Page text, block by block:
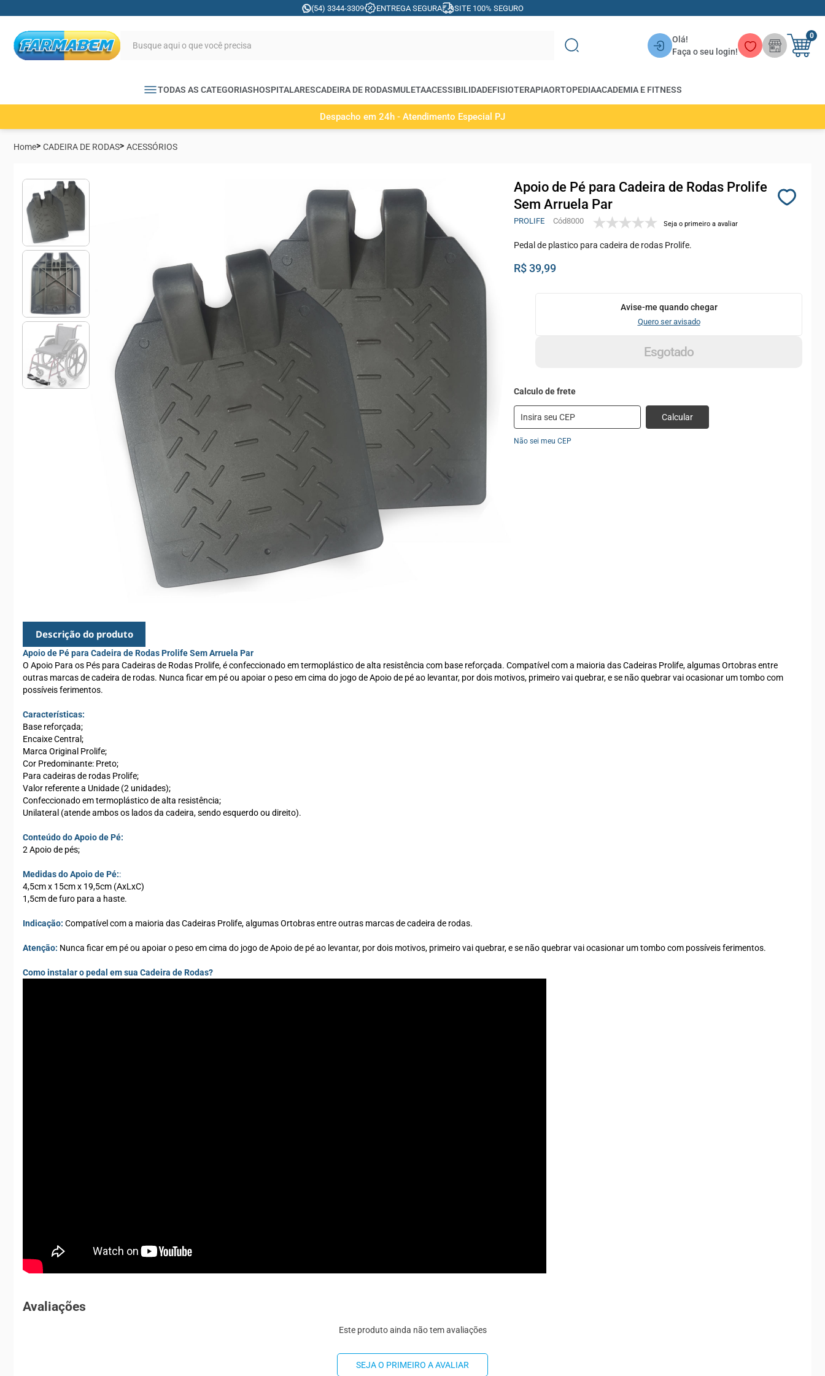
(54) 3344-3309 ENTREGA SEGURA SITE 100% SEGURO
Olá!
Faça o seu login!
0
TODAS AS CATEGORIASHOSPITALARESCADEIRA DE RODASMULETAACESSIBILIDADEFISIOTERAPIAORTOPEDIAACADEMIA E FITNESS
Despacho em 24h - Atendimento Especial PJ
Home CADEIRA DE RODAS ACESSÓRIOS
Apoio de Pé para Cadeira de Rodas Prolife
Sem Arruela Par
PROLIFE 8000 Seja o primeiro a avaliar
Pedal de plastico para cadeira de rodas Prolife.
R$ 39,99
Esgotado
Avise-me quando chegar
Quero ser avisado
Calcular
Não sei meu CEP
Descrição do produto
Apoio de Pé para Cadeira de Rodas Prolife Sem Arruela Par
O Apoio Para os Pés para Cadeiras de Rodas Prolife, é confeccionado em termoplástico de alta resistência com base reforçada. Compatível com a maioria das Cadeiras Prolife, algumas Ortobras entre
outras marcas de cadeira de rodas. Nunca ficar em pé ou apoiar o peso em cima do jogo de Apoio de pé ao levantar, por dois motivos, primeiro vai quebrar, e se não quebrar vai ocasionar um tombo com
possíveis ferimentos.
Características:
Base reforçada;
Encaixe Central;
Marca Original Prolife;
Cor Predominante: Preto;
Para cadeiras de rodas Prolife;
Valor referente a Unidade (2 unidades);
Confeccionado em termoplástico de alta resistência;
Unilateral (atende ambos os lados da cadeira, sendo esquerdo ou direito).
Conteúdo do Apoio de Pé:
2 Apoio de pés;
Medidas do Apoio de Pé::
4,5cm x 15cm x 19,5cm (AxLxC)
1,5cm de furo para a haste.
Indicação: Compatível com a maioria das Cadeiras Prolife, algumas Ortobras entre outras marcas de cadeira de rodas.
Atenção: Nunca ficar em pé ou apoiar o peso em cima do jogo de Apoio de pé ao levantar, por dois motivos, primeiro vai quebrar, e se não quebrar vai ocasionar um tombo com possíveis ferimentos.
Como instalar o pedal em sua Cadeira de Rodas?
Avaliações
Este produto ainda não tem avaliações
SEJA O PRIMEIRO A AVALIAR